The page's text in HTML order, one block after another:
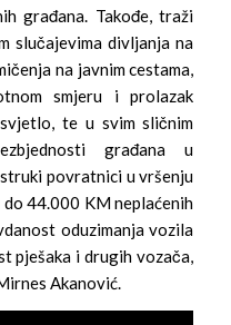
građana. Takođe, traži
slučajevima divljanja na
na javnim cestama,
smjeru i prolazak
te u svim sličnim
građana u
povratnici u vršenju
44.000 KM neplaćenih
oduzimanja vozila
pješaka i drugih vozača,
Akanović.